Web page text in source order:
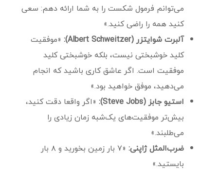
می‌توانم فرمول شکست را به شما ارائه دهم: سعی
کنید همه را راضی کنید.»
آلبرت شوایتزر (Albert Schweitzer):
«موفقیت
کلید خوشبختی نیست، بلکه خوشبختی کلید
موفقیت است. اگر عاشق کاری باشید که انجام
می‌دهید، موفق خواهید بود.»
استیو جابز (Steve Jobs):
«اگر واقعا دقت کنید،
بیش‌تر موفقیت‌های یک‌شبه زمان زیادی را
می‌طلبند.»
ضرب‌المثل ژاپنی:
«۷ بار زمین بخورید و ۸ بار
بایستید.»